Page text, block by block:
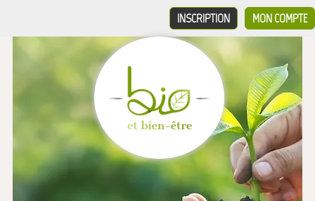
MON COMPTE
INSCRIPTION